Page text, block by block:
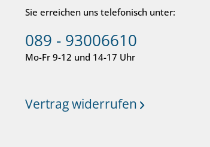
Sie erreichen uns telefonisch unter:
089 - 93006610
Mo-Fr 9-12 und 14-17 Uhr
Vertrag widerrufen